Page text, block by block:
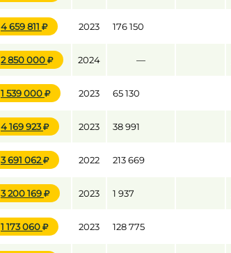
4 659 811 2023 176 150
2 850 000 2024 —
1 539 000 2023 65 130
4 169 923 2023 38 991
3 691 062 2022 213 669
3 200 169 2023 1 937
1 173 060 2023 128 775